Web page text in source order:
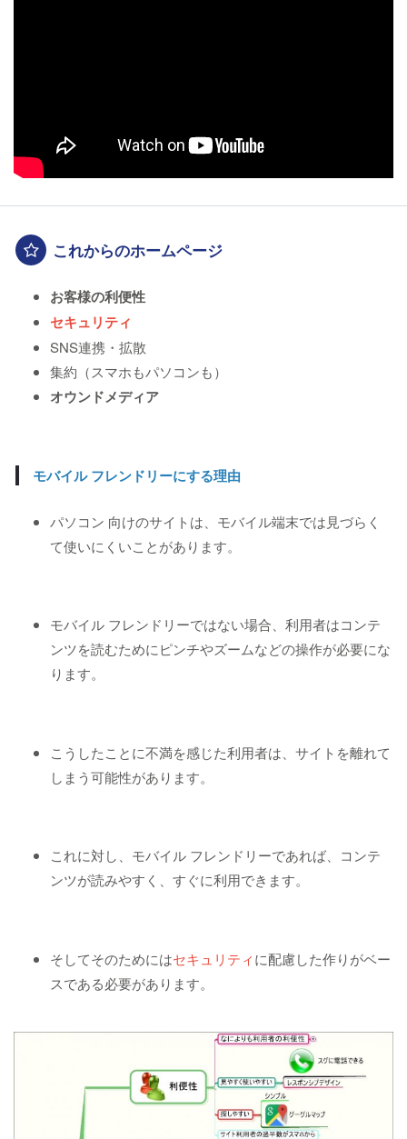
これからのホームページ
お客様の利便性
セキュリティ
SNS連携・拡散
集約（スマホもパソコンも）
オウンドメディア
モバイル フレンドリーにする理由
パソコン 向けのサイトは、モバイル端末では見づらく
て使いにくいことがあります。
モバイル フレンドリーではない場合、利用者はコンテ
ンツを読むためにピンチやズームなどの操作が必要にな
ります。
こうしたことに不満を感じた利用者は、サイトを離れて
しまう可能性があります。
これに対し、モバイル フレンドリーであれば、コンテ
ンツが読みやすく、すぐに利用できます。
そしてそのためにはセキュリティに配慮した作りがベー
スである必要があります。